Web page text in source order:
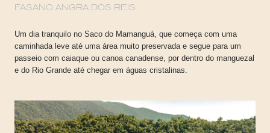
FASANO ANGRA DOS REIS
Um dia tranquilo no Saco do Mamanguá, que começa com uma
caminhada leve até uma área muito preservada e segue para um
passeio com caiaque ou canoa canadense, por dentro do manguezal
e do Rio Grande até chegar em águas cristalinas.